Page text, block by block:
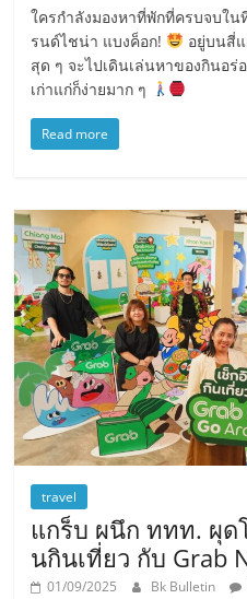
ใครกำลังมองหาที่พักที่ครบจบใน
รนด์ไชน่า แบงค็อก!
อยู่บนสี่
สุด ๆ จะไปเดินเล่นหาของกินอ
เก่าแก่ก็ง่ายมาก ๆ
Read more
travel
แกร็บ ผนึก ททท. ผุด
นกินเที่ยว กับ Grab
01/09/2025 Bk Bulletin